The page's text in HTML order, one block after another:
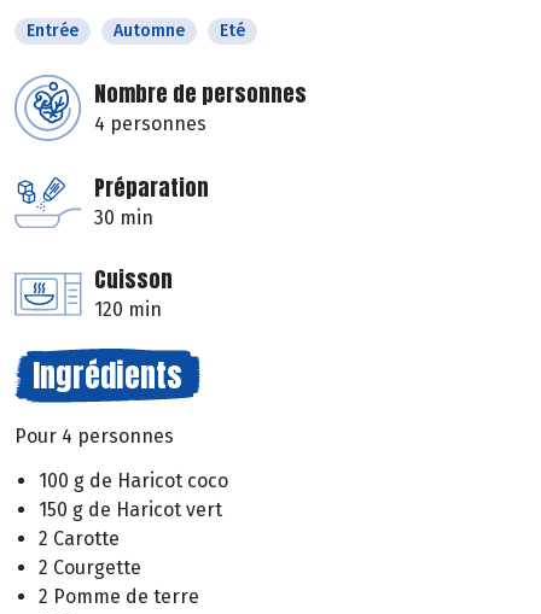
Entrée Automne Eté
Nombre de personnes
4 personnes
Préparation
30 min
Cuisson
120 min
Ingrédients
Pour 4 personnes
100 g de Haricot coco
150 g de Haricot vert
2 Carotte
2 Courgette
2 Pomme de terre